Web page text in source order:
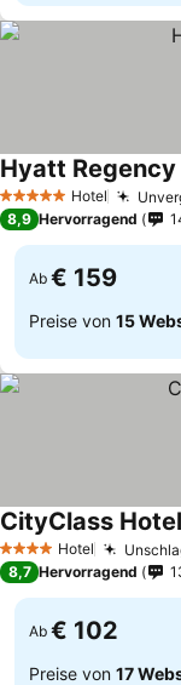
5 Sterne Hotel
Hyatt
8,9 Hervorragend
Ab € 159
Preise von 15
4 Sterne Hotel
CityClass
8,7 Hervorragend
Ab € 102
Preise von 17